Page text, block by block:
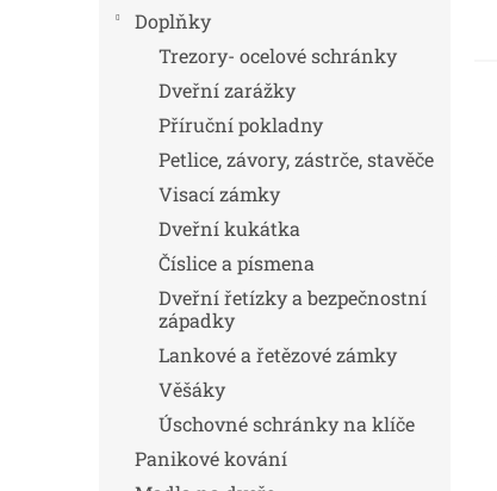
Doplňky
Trezory- ocelové schránky
Dveřní zarážky
Příruční pokladny
Petlice, závory, zástrče, stavěče
Visací zámky
Dveřní kukátka
Číslice a písmena
Dveřní řetízky a bezpečnostní
západky
Lankové a řetězové zámky
Věšáky
Úschovné schránky na klíče
Panikové kování